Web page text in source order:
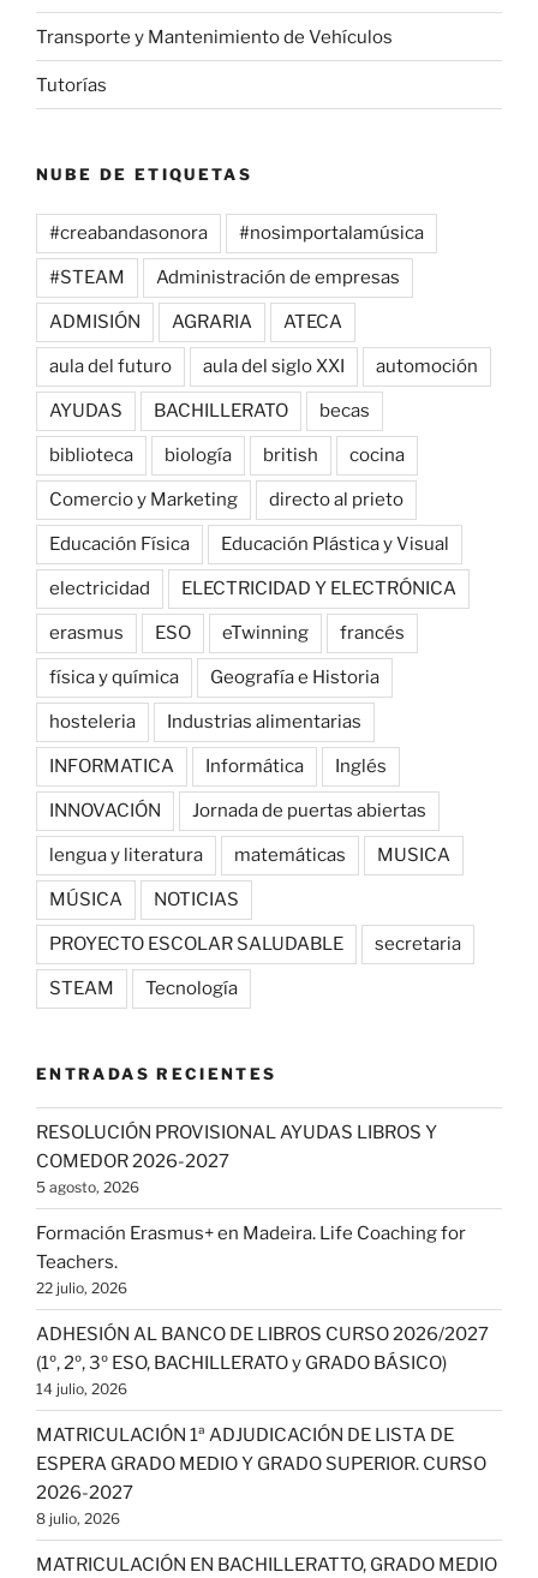
Transporte y Mantenimiento de Vehículos
Tutorías
NUBE DE ETIQUETAS
#creabandasonora #nosimportalamúsica
#STEAM Administración de empresas
ADMISIÓN AGRARIA ATECA
aula del futuro aula del siglo XXI automoción
AYUDAS BACHILLERATO becas
biblioteca biología british cocina
Comercio y Marketing directo al prieto
Educación Física Educación Plástica y Visual
electricidad ELECTRICIDAD Y ELECTRÓNICA
erasmus ESO eTwinning francés
física y química Geografía e Historia
hosteleria Industrias alimentarias
INFORMATICA Informática Inglés
INNOVACIÓN Jornada de puertas abiertas
lengua y literatura matemáticas MUSICA
MÚSICA NOTICIAS
PROYECTO ESCOLAR SALUDABLE secretaria
STEAM Tecnología
ENTRADAS RECIENTES
RESOLUCIÓN PROVISIONAL AYUDAS LIBROS Y
COMEDOR 2026-2027
5 agosto, 2026
Formación Erasmus+ en Madeira. Life Coaching for
Teachers.
22 julio, 2026
ADHESIÓN AL BANCO DE LIBROS CURSO 2026/2027
(1º, 2º, 3º ESO, BACHILLERATO y GRADO BÁSICO)
14 julio, 2026
MATRICULACIÓN 1ª ADJUDICACIÓN DE LISTA DE
ESPERA GRADO MEDIO Y GRADO SUPERIOR. CURSO
2026-2027
8 julio, 2026
MATRICULACIÓN EN BACHILLERATTO, GRADO MEDIO